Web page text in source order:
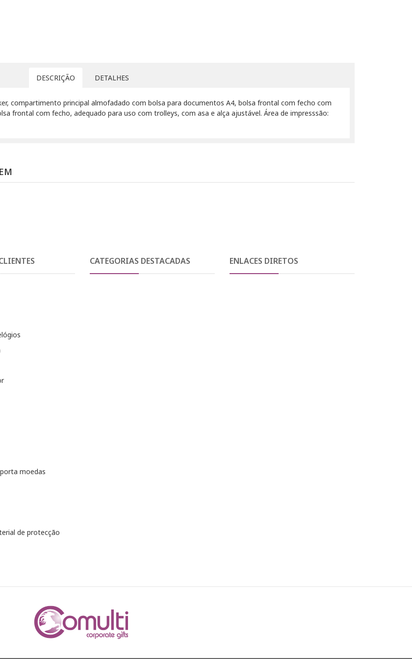
DESCRIÇÃO DETALHES
compartimento principal almofadado com bolsa para documentos A4, bolsa frontal com fecho com
frontal com fecho, adequado para uso com trolleys, com asa e alça ajustável. Área de impresssão:
moedas
de protecção
CATEGORIAS DESTACADAS ENLACES DIRETOS